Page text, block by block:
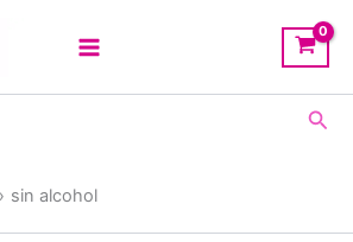
sin alcohol